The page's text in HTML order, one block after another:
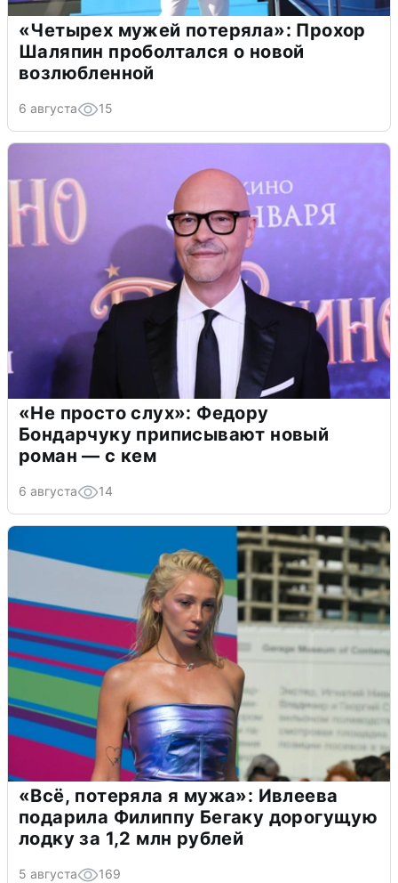
«Четырех мужей потеряла»: Прохор
Шаляпин проболтался о новой
возлюбленной
6 августа 15
«Не просто слух»: Федору
Бондарчуку приписывают новый
роман — с кем
6 августа 14
«Всё, потеряла я мужа»: Ивлеева
подарила Филиппу Бегаку дорогущую
лодку за 1,2 млн рублей
5 августа 169